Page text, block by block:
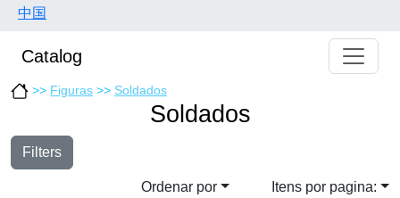
中国
Catalog
>> Figuras >> Soldados
Soldados
Filters
Ordenar por Itens por pagina: